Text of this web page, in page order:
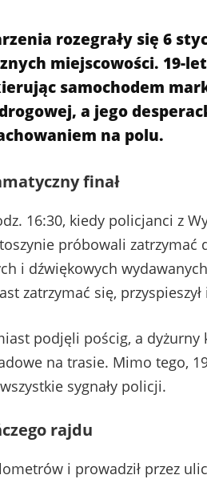
rozegrały się 6
miejscowości. 19-
samochodem
a jego
na polu.
finał
16:30, kiedy policjanci z
próbowali zatrzymać
i dźwiękowych
zatrzymać się, przyspieszył
podjęli pościg, a
na trasie. Mimo tego,
sygnały policji.
rajdu
i prowadził przez